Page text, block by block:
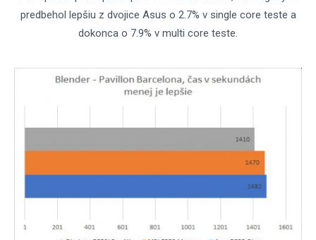
predbehol lepšiu z dvojice Asus o 2.7% v single core teste a
dokonca o 7.9% v multi core teste.